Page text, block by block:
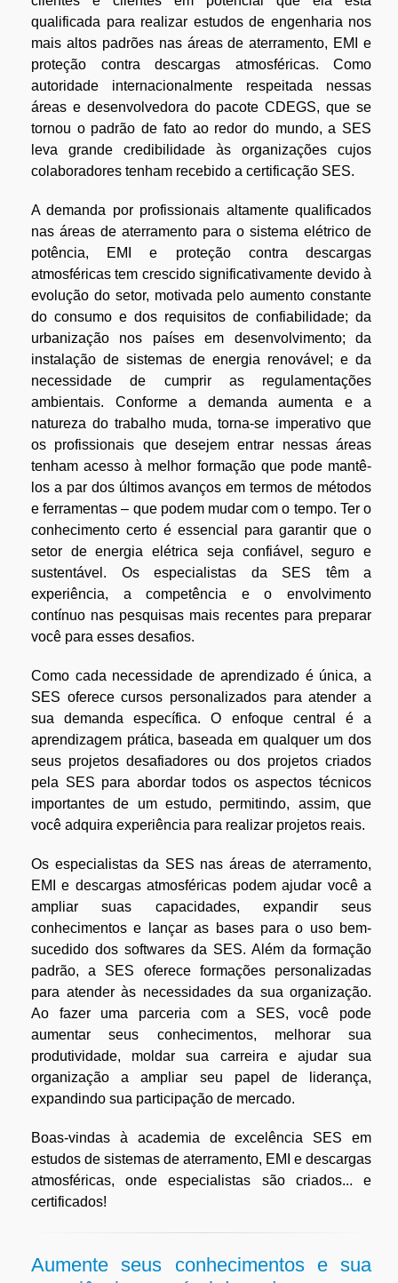
qualificada para realizar estudos de engenharia nos
mais altos padrões nas áreas de aterramento, EMI e
proteção contra descargas atmosféricas. Como
autoridade internacionalmente respeitada nessas
áreas e desenvolvedora do pacote CDEGS, que se
tornou o padrão de fato ao redor do mundo, a SES
leva grande credibilidade às organizações cujos
colaboradores tenham recebido a certificação SES.
A demanda por profissionais altamente qualificados
nas áreas de aterramento para o sistema elétrico de
potência, EMI e proteção contra descargas
atmosféricas tem crescido significativamente devido à
evolução do setor, motivada pelo aumento constante
do consumo e dos requisitos de confiabilidade; da
urbanização nos países em desenvolvimento; da
instalação de sistemas de energia renovável; e da
necessidade de cumprir as regulamentações
ambientais. Conforme a demanda aumenta e a
natureza do trabalho muda, torna-se imperativo que
os profissionais que desejem entrar nessas áreas
tenham acesso à melhor formação que pode mantê-
los a par dos últimos avanços em termos de métodos
e ferramentas – que podem mudar com o tempo. Ter o
conhecimento certo é essencial para garantir que o
setor de energia elétrica seja confiável, seguro e
sustentável. Os especialistas da SES têm a
experiência, a competência e o envolvimento
contínuo nas pesquisas mais recentes para preparar
você para esses desafios.
Como cada necessidade de aprendizado é única, a
SES oferece cursos personalizados para atender a
sua demanda específica. O enfoque central é a
aprendizagem prática, baseada em qualquer um dos
seus projetos desafiadores ou dos projetos criados
pela SES para abordar todos os aspectos técnicos
importantes de um estudo, permitindo, assim, que
você adquira experiência para realizar projetos reais.
Os especialistas da SES nas áreas de aterramento,
EMI e descargas atmosféricas podem ajudar você a
ampliar suas capacidades, expandir seus
conhecimentos e lançar as bases para o uso bem-
sucedido dos softwares da SES. Além da formação
padrão, a SES oferece formações personalizadas
para atender às necessidades da sua organização.
Ao fazer uma parceria com a SES, você pode
aumentar seus conhecimentos, melhorar sua
produtividade, moldar sua carreira e ajudar sua
organização a ampliar seu papel de liderança,
expandindo sua participação de mercado.
Boas-vindas à academia de excelência SES em
estudos de sistemas de aterramento, EMI e descargas
atmosféricas, onde especialistas são criados... e
certificados!
Aumente seus conhecimentos e sua